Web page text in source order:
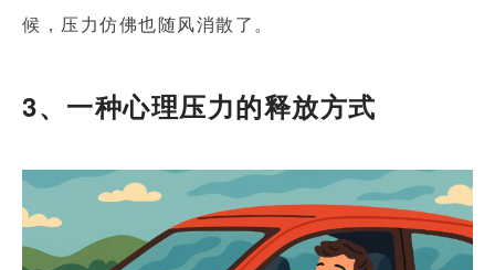
候，压力仿佛也随风消散了。
3、一种心理压力的释放方式